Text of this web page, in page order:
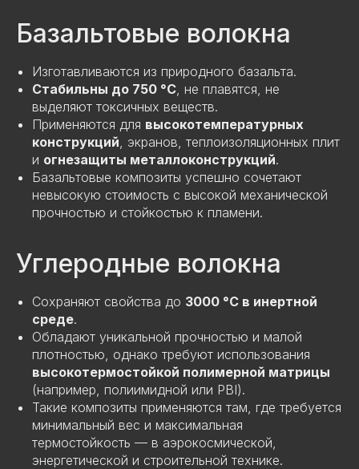
Базальтовые волокна
Изготавливаются из природного базальта.
Стабильны до 750 °C , не плавятся, не
выделяют токсичных веществ.
Применяются для высокотемпературных
конструкций , экранов, теплоизоляционных плит
и огнезащиты металлоконструкций.
Базальтовые композиты успешно сочетают
невысокую стоимость с высокой механической
прочностью и стойкостью к пламени.
Углеродные волокна
Сохраняют свойства до 3000 °C в инертной
среде.
Обладают уникальной прочностью и малой
плотностью, однако требуют использования
высокотермостойкой полимерной матрицы
(например, полиимидной или PBI).
Такие композиты применяются там, где требуется
минимальный вес и максимальная
термостойкость — в аэрокосмической,
энергетической и строительной технике.